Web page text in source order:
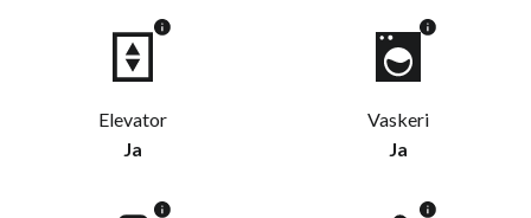
Elevator
Ja
Vaskeri
Ja